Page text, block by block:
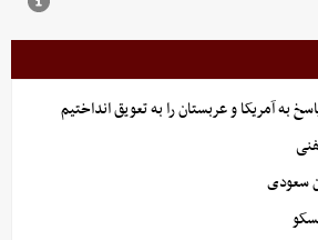
به آمریکا و عربستان را به تعویق انداختیم
سعودی